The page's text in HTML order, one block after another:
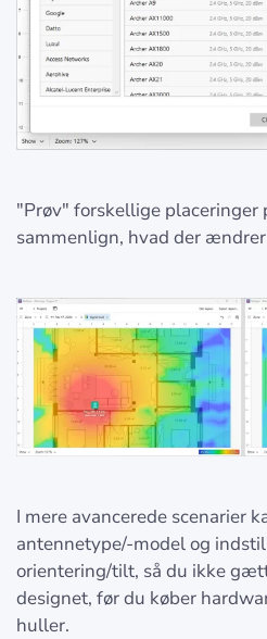
"Prøv" forskellige placeringer
sammenlign, hvad der
I mere avancerede scenarier
antennetype/-model og
orientering/tilt, så du ikke
designet, før du køber
huller.